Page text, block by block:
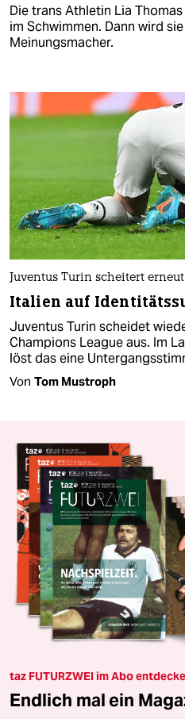
Die trans Athletin Lia
im Schwimmen. Dann wird
Meinungsmacher.
Juventus Turin scheitert erneut
Italien auf
Juventus Turin scheidet
Champions League aus. Im
löst das eine
Von Tom Mustroph
taz FUTURZWEI im Abo
Endlich mal ein